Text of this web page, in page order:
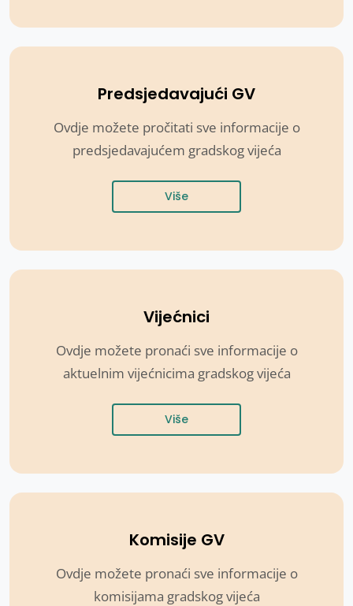
Predsjedavajući GV
Ovdje možete pročitati sve informacije o
predsjedavajućem gradskog vijeća
Više
Vijećnici
Ovdje možete pronaći sve informacije o
aktuelnim vijećnicima gradskog vijeća
Više
Komisije GV
Ovdje možete pronaći sve informacije o
komisijama gradskog vijeća